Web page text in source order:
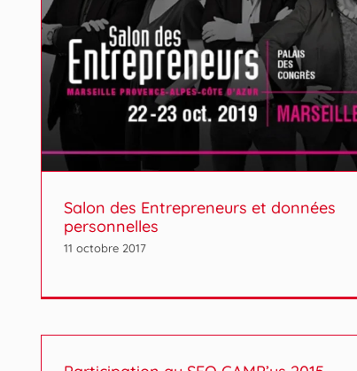
Salon des Entrepreneurs et données
personnelles
11 octobre 2017